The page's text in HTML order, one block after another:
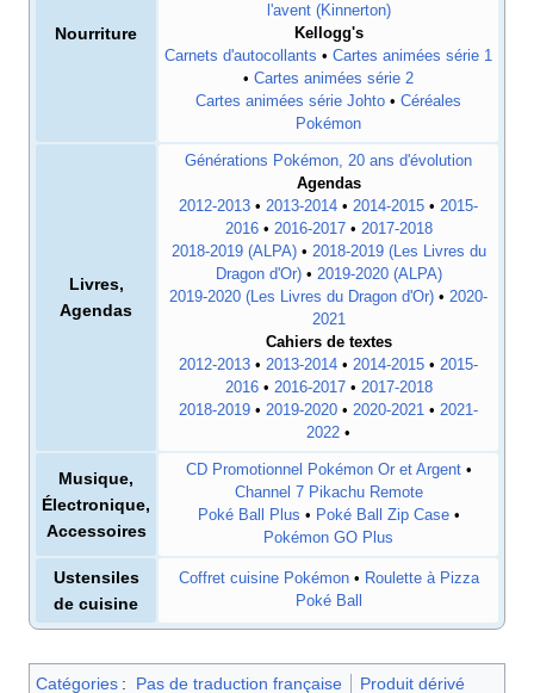
Nourriture
l'avent (Kinnerton)
Kellogg's
Carnets d'autocollants • Cartes animées série 1
• Cartes animées série 2
Cartes animées série Johto • Céréales
Pokémon
Livres,
Agendas
Générations Pokémon, 20 ans d'évolution
Agendas
2012-2013 • 2013-2014 • 2014-2015 • 2015-
2016• 2016-2017• 2017-2018
2018-2019 (ALPA)• 2018-2019 (Les Livres du
Dragon d'Or)• 2019-2020 (ALPA)
2019-2020 (Les Livres du Dragon d'Or) • 2020-
2021
Cahiers de textes
2012-2013 • 2013-2014 • 2014-2015 • 2015-
2016• 2016-2017• 2017-2018
2018-2019 • 2019-2020 • 2020-2021 • 2021-
2022 •
Musique,
Électronique,
Accessoires
CD Promotionnel Pokémon Or et Argent•
Channel 7 Pikachu Remote
Poké Ball Plus • Poké Ball Zip Case•
Pokémon GO Plus
Ustensiles
de cuisine
Coffret cuisine Pokémon• Roulette à Pizza
Poké Ball
Catégories : Pas de traduction française Produit dérivé